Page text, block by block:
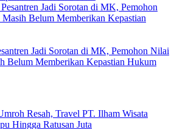
Jadi Sorotan di MK, Pemohon Nilai
Belum Memberikan Kepastian Hukum